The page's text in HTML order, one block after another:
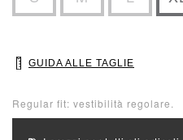
GUIDA ALLE TAGLIE
Regular fit: vestibilità regolare.